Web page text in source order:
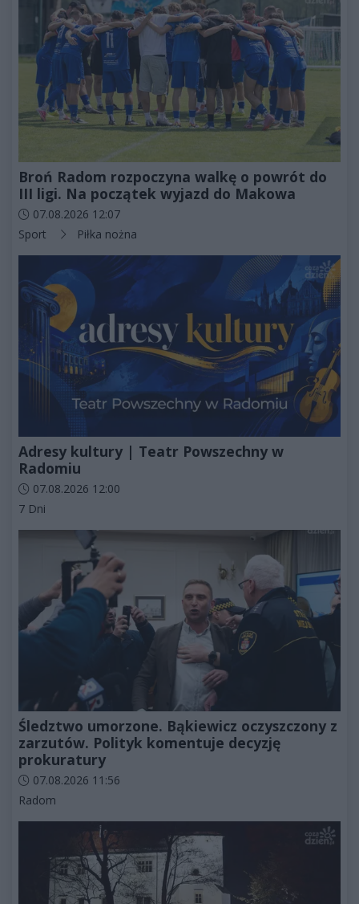
Broń Radom rozpoczyna walkę o powrót do
III ligi. Na początek wyjazd do Makowa
Data dodania artykułu:
07.08.2026 12:07
Kategorie artykułu:
Sport Piłka nożna
Adresy kultury | Teatr Powszechny w
Radomiu
Data dodania artykułu:
07.08.2026 12:00
Kategorie artykułu:
7 Dni
Śledztwo umorzone. Bąkiewicz oczyszczony z
zarzutów. Polityk komentuje decyzję
prokuratury
Data dodania artykułu:
07.08.2026 11:56
Kategorie artykułu:
Radom